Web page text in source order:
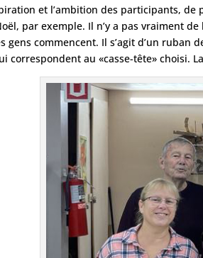
et l’ambition des participants,
par exemple. Il n’y a pas vraiment
gens commencent. Il s’agit d’un ruban
correspondent au «casse-tête» choisi.